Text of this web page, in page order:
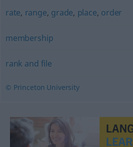
rate, range, grade, place, order
membership
rank and file
© Princeton University